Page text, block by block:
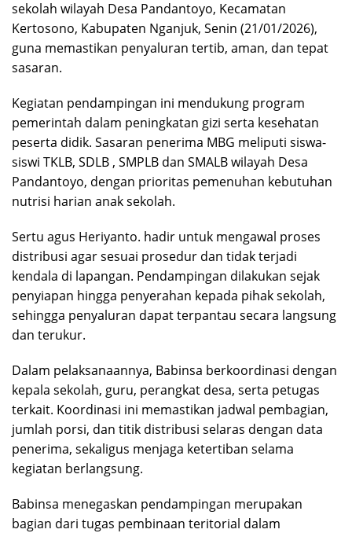
sekolah wilayah Desa Pandantoyo, Kecamatan
Kertosono, Kabupaten Nganjuk, Senin (21/01/2026),
guna memastikan penyaluran tertib, aman, dan tepat
sasaran.
Kegiatan pendampingan ini mendukung program
pemerintah dalam peningkatan gizi serta kesehatan
peserta didik. Sasaran penerima MBG meliputi siswa-
siswi TKLB, SDLB , SMPLB dan SMALB wilayah Desa
Pandantoyo, dengan prioritas pemenuhan kebutuhan
nutrisi harian anak sekolah.
Sertu agus Heriyanto. hadir untuk mengawal proses
distribusi agar sesuai prosedur dan tidak terjadi
kendala di lapangan. Pendampingan dilakukan sejak
penyiapan hingga penyerahan kepada pihak sekolah,
sehingga penyaluran dapat terpantau secara langsung
dan terukur.
Dalam pelaksanaannya, Babinsa berkoordinasi dengan
kepala sekolah, guru, perangkat desa, serta petugas
terkait. Koordinasi ini memastikan jadwal pembagian,
jumlah porsi, dan titik distribusi selaras dengan data
penerima, sekaligus menjaga ketertiban selama
kegiatan berlangsung.
Babinsa menegaskan pendampingan merupakan
bagian dari tugas pembinaan teritorial dalam